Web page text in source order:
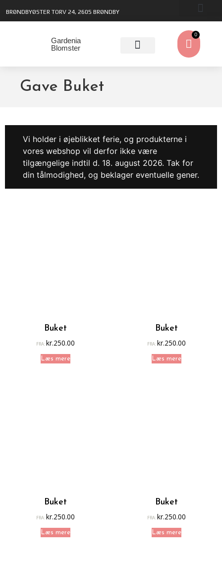
BRØNDBYØSTER TORV 24, 2605 BRØNDBY
Gardenia
Blomster
0
Gave Buket
Vi holder i øjeblikket ferie, og produkterne i
vores webshop vil derfor ikke være
tilgængelige indtil d. 18. august 2026. Tak for
din tålmodighed, og beklager eventuelle gener.
Buket
FRA:kr.250.00
Læs mere
Buket
FRA:kr.250.00
Læs mere
Buket
FRA:kr.250.00
Læs mere
Buket
FRA:kr.250.00
Læs mere